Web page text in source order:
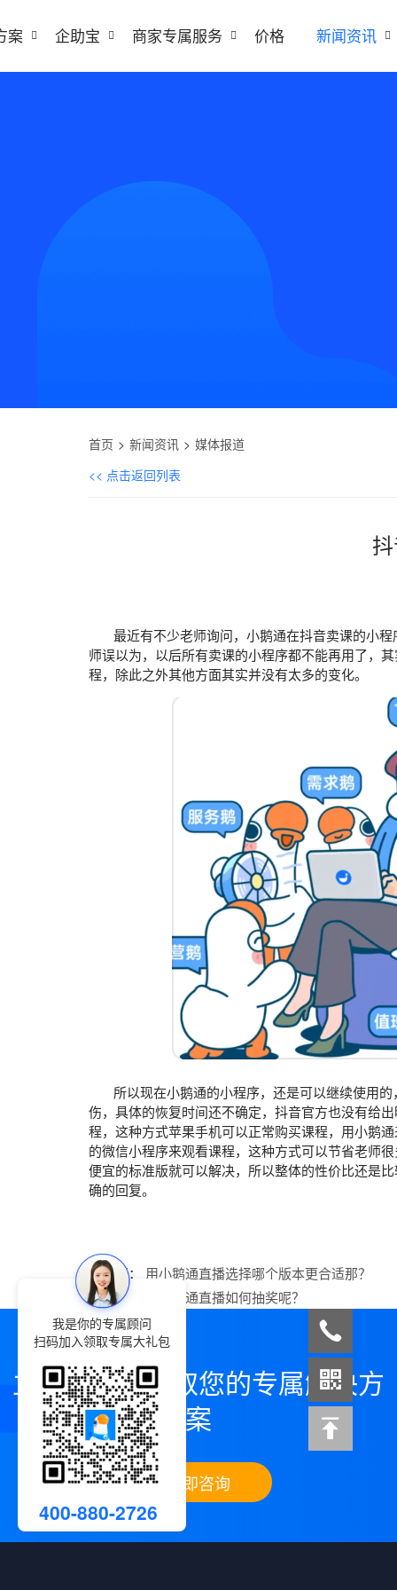
案 企助宝 商家专属服务 价格 新闻资讯
首页 新闻资讯
媒体报道
<< 点击返回列表
最近有不少老师询问，小鹅通在抖音卖课的小程
师误以为，以后所有卖课的小程序都不能再用了，
程，除此之外其他方面其实并没有太多的变化。
所以现在小鹅通的小程序，还是可以继续使用的
伤，具体的恢复时间还不确定，抖音官方也没有给
程，这种方式苹果手机可以正常购买课程，用小鹅
的微信小程序来观看课程，这种方式可以节省老师
便宜的标准版就可以解决，所以整体的性价比还是
确的回复。
上一篇：
​用小鹅通直播选择哪个版本更合适那？
下一篇：
用小鹅通直播如何抽奖呢？
立即咨询，领取您的专属解决方
案
立即咨询
我是你的专属顾问
扫码加入领取专属大礼包
400-880-2726